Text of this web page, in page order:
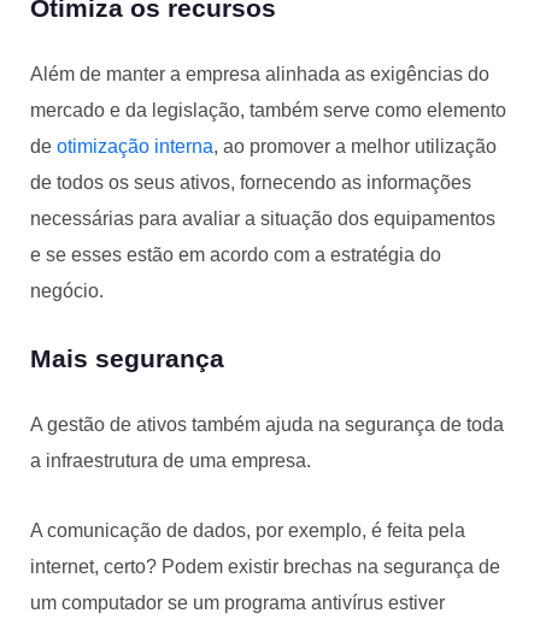
Otimiza os recursos
Além de manter a empresa alinhada as exigências do
mercado e da legislação, também serve como elemento
de otimização interna, ao promover a melhor utilização
de todos os seus ativos, fornecendo as informações
necessárias para avaliar a situação dos equipamentos
e se esses estão em acordo com a estratégia do
negócio.
Mais segurança
A gestão de ativos também ajuda na segurança de toda
a infraestrutura de uma empresa.
A comunicação de dados, por exemplo, é feita pela
internet, certo? Podem existir brechas na segurança de
um computador se um programa antivírus estiver